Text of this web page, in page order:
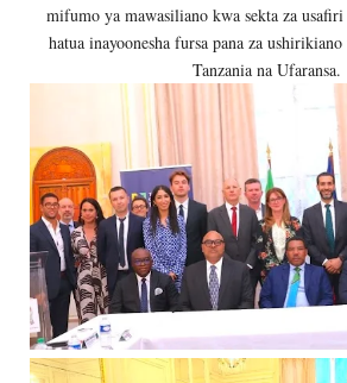
mifumo ya mawasiliano kwa sekta za
hatua inayoonesha fursa pana za
Tanzania na Ufaransa.